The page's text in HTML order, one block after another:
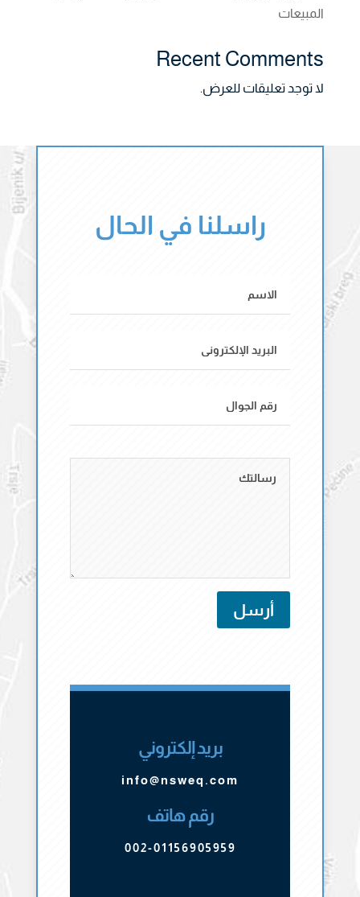
المبيعات
Recent Comments
لا توجد تعليقات للعرض.
راسلنا في الحال
أرسل
بريد إلكتروني
info@nsweq.com
رقم هاتف
002-01156905959